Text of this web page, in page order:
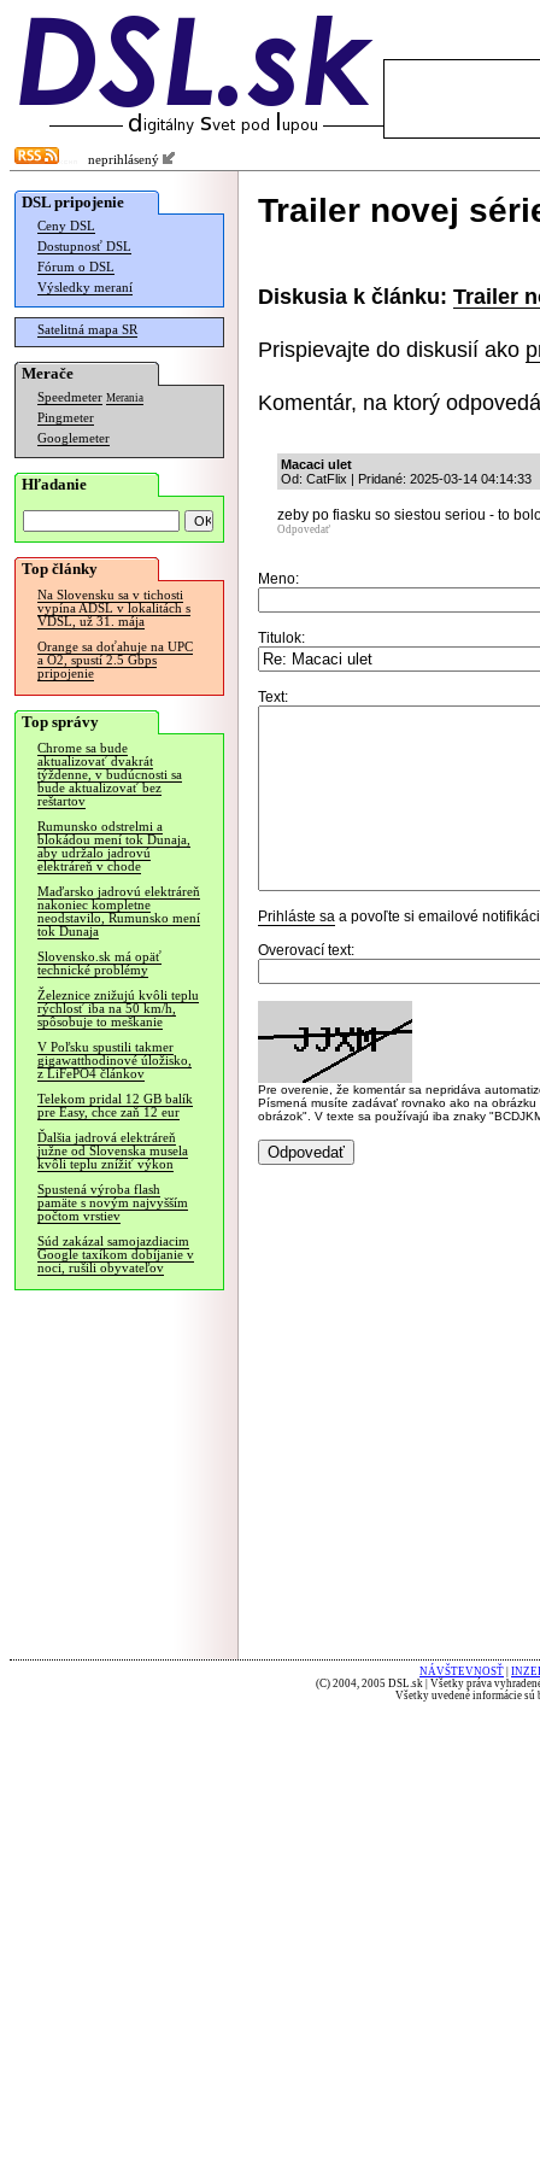
neprihlásený
DSL pripojenie
Ceny DSL
Dostupnosť DSL
Fórum o DSL
Výsledky meraní
Satelitná mapa SR
Merače
Speedmeter Merania
Pingmeter
Googlemeter
Hľadanie
Top články
Na Slovensku sa v tichosti
vypína ADSL v lokalitách s
VDSL, už 31. mája
Orange sa doťahuje na UPC
a O2, spustí 2.5 Gbps
pripojenie
Top správy
Chrome sa bude
aktualizovať dvakrát
týždenne, v budúcnosti sa
bude aktualizovať bez
reštartov
Rumunsko odstrelmi a
blokádou mení tok Dunaja,
aby udržalo jadrovú
elektráreň v chode
Maďarsko jadrovú elektráreň
nakoniec kompletne
neodstavilo, Rumunsko mení
tok Dunaja
Slovensko.sk má opäť
technické problémy
Železnice znižujú kvôli teplu
rýchlosť iba na 50 km/h,
spôsobuje to meškanie
V Poľsku spustili takmer
gigawatthodinové úložisko,
z LiFePO4 článkov
Telekom pridal 12 GB balík
pre Easy, chce zaň 12 eur
Ďalšia jadrová elektráreň
južne od Slovenska musela
kvôli teplu znížiť výkon
Spustená výroba flash
pamäte s novým najvyšším
počtom vrstiev
Súd zakázal samojazdiacim
Google taxíkom dobíjanie v
noci, rušili obyvateľov
Trailer novej
Diskusia k článku: Trailer
Prispievajte do diskusií ako
Komentár, na ktorý
Macaci ulet
Od: CatFlix | Pridané: 2025-03-14 04:14:33
zeby po fiasku so siestou seriou - to
Odpovedať
Meno:
Titulok:
Text:
Prihláste sa a povoľte si emailové
Overovací text:
Pre overenie, že komentár sa nepridáva
Písmená musíte zadávať rovnako ako na
obrázok". V texte sa používajú iba znaky
NÁVŠTEVNOSŤ
(C) 2004, 2005 DSL.sk | Všetky práva
Všetky uvedené informácie sú